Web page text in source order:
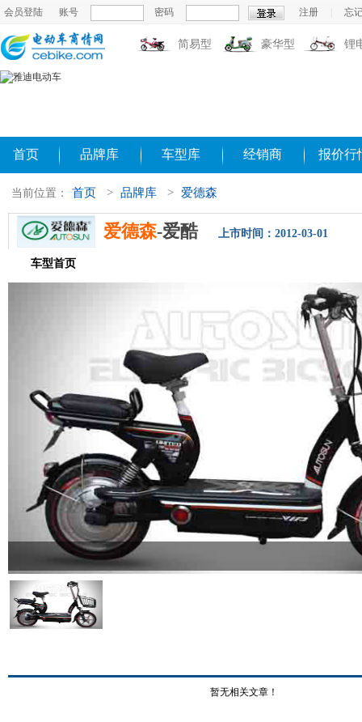
会员登陆 账号 密码 注册 忘
简易型 豪华型 锂
首页 品牌库 车型库 经销商 报价行
当前位置： 首页 > 品牌库 > 爱德森
爱德森-爱酷 上市时间：2012-03-01
车型首页
暂无相关文章！